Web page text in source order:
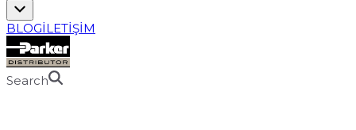
BLOGİLETİŞİM
Search